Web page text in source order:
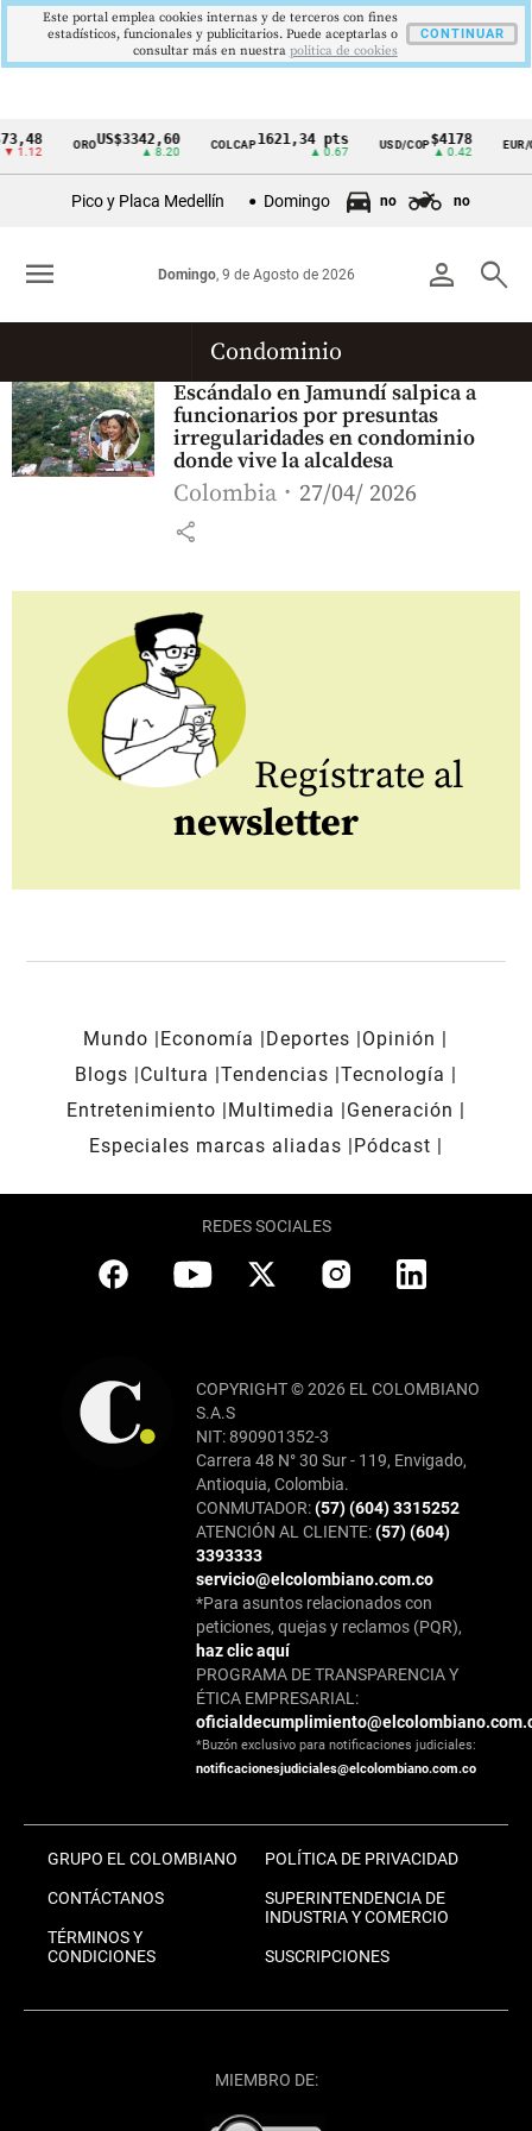
Cintillo
Colombia
1.12
OROUS$3342,60
▲ 8.20
COLCAP1621,34 pts
▲ 0.67
USD/COP$4178
▲ 0.42
EUR/
Pico y Placa Medellín Domingo no no
person search
Domingo, 9 de Agosto de 2026
menu
Condominio
Escándalo en Jamundí salpica a
funcionarios por presuntas
irregularidades en condominio
donde vive la alcaldesa
Colombia 27/04/ 2026
share
Regístrate al
newsletter
Mundo Economía Deportes
Opinión
Blogs
Cultura Tendencias Tecnología
Entretenimiento
Multimedia
Generación
Especiales marcas aliadas
Pódcast
REDES SOCIALES
COPYRIGHT © 2026 EL COLOMBIANO
S.A.S
NIT: 890901352-3
Carrera 48 N° 30 Sur - 119, Envigado,
Antioquia, Colombia.
CONMUTADOR:(57) (604) 3315252
ATENCIÓN AL CLIENTE:(57) (604)
3393333
servicio@elcolombiano.com.co
*Para asuntos relacionados con
peticiones, quejas y reclamos (PQR),
haz clic aquí
PROGRAMA DE TRANSPARENCIA Y
ÉTICA EMPRESARIAL:
*Buzón exclusivo para notificaciones judiciales:
notificacionesjudiciales@elcolombiano.com.co
GRUPO EL COLOMBIANO
CONTÁCTANOS
TÉRMINOS Y
CONDICIONES
POLÍTICA DE PRIVACIDAD
SUPERINTENDENCIA DE
INDUSTRIA Y COMERCIO
SUSCRIPCIONES
MIEMBRO DE:
Este portal emplea cookies internas y de terceros con fines
estadísticos, funcionales y publicitarios. Puede aceptarlas o
consultar más en nuestra politica de cookies
CONTINUAR